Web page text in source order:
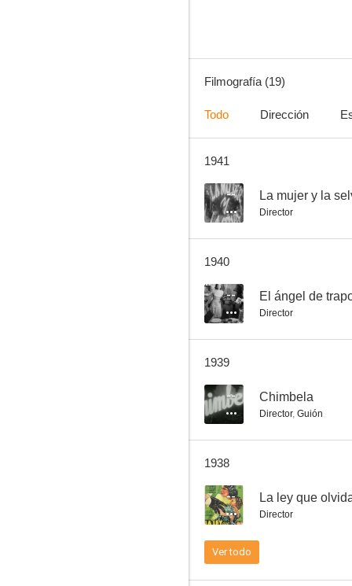
Filmografía (19)
Todo Dirección
1941
-- La mujer y la
Director
1940
-- El ángel de
Director
1939
-- Chimbela
Director, Guión
1938
-- La ley que
Director
Ver todo